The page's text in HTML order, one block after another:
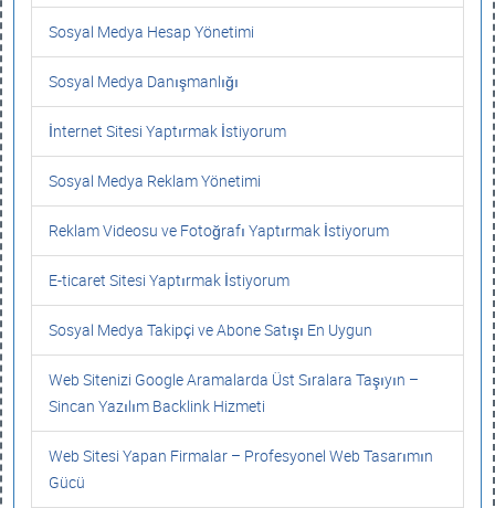
Sosyal Medya Hesap Yönetimi
Sosyal Medya Danışmanlığı
İnternet Sitesi Yaptırmak İstiyorum
Sosyal Medya Reklam Yönetimi
Reklam Videosu ve Fotoğrafı Yaptırmak İstiyorum
E-ticaret Sitesi Yaptırmak İstiyorum
Sosyal Medya Takipçi ve Abone Satışı En Uygun
Web Sitenizi Google Aramalarda Üst Sıralara Taşıyın –
Sincan Yazılım Backlink Hizmeti
Web Sitesi Yapan Firmalar – Profesyonel Web Tasarımın
Gücü